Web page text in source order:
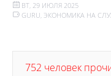
ВТ, 29 ИЮЛЯ 2025
GURU, ЭКОНОМИКА НА
752 человек